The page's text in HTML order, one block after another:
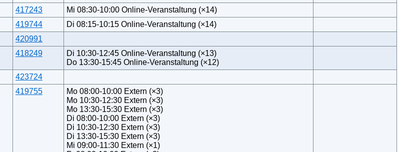
417243
Mi 08:30-10:00 Online-Veranstaltung (×14)
419744
Di 08:15-10:15 Online-Veranstaltung (×14)
420991
418249
Di 10:30-12:45 Online-Veranstaltung (×13)
Do 13:30-15:45 Online-Veranstaltung (×12)
423724
419755
Mo 08:00-10:00 Extern (×3)
Mo 10:30-12:30 Extern (×3)
Mo 13:30-15:30 Extern (×3)
Di 08:00-10:00 Extern (×3)
Di 10:30-12:30 Extern (×3)
Di 13:30-15:30 Extern (×3)
Mi 09:00-11:30 Extern (×1)